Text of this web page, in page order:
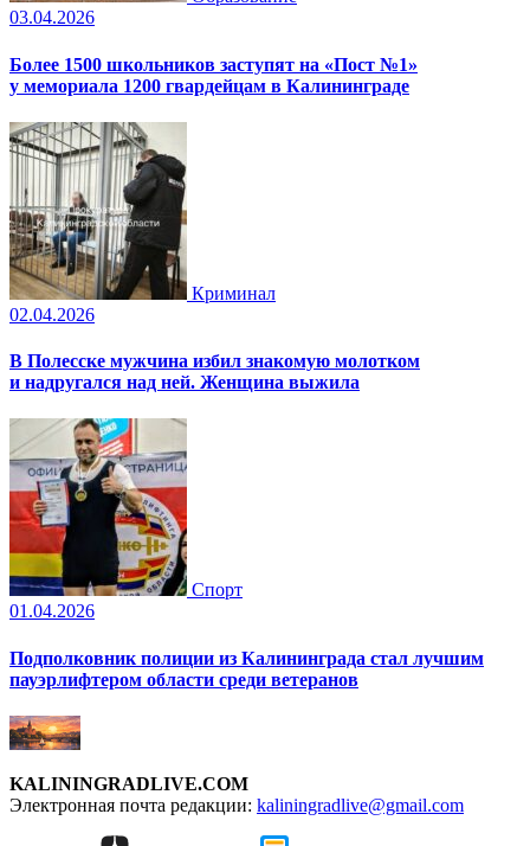
03.04.2026
Более 1500 школьников заступят на «Пост №1»
у мемориала 1200 гвардейцам в Калининграде
Криминал
02.04.2026
В Полесске мужчина избил знакомую молотком
и надругался над ней. Женщина выжила
Спорт
01.04.2026
Подполковник полиции из Калининграда стал лучшим
пауэрлифтером области среди ветеранов
KALININGRADLIVE.COM
Электронная почта редакции: kaliningradlive@gmail.com